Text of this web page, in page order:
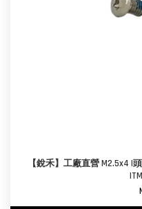
【銳禾】工廠直營 M2.5x4 I